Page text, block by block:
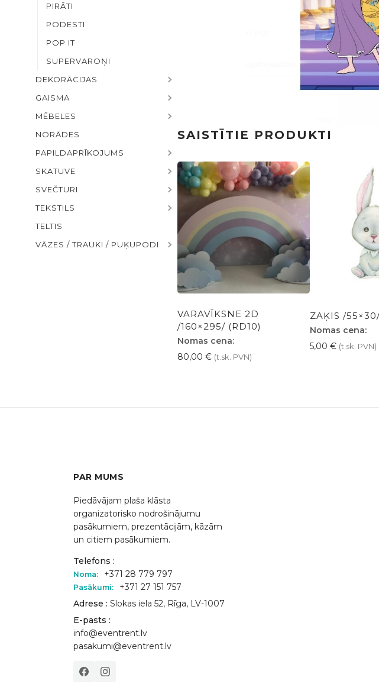
PIRĀTI
PODESTI
POP IT
SUPERVAROŅI
DEKORĀCIJAS
GAISMA
MĒBELES
NORĀDES
PAPILDAPRĪKOJUMS
SKATUVE
SVEČTURI
TEKSTILS
TELTIS
VĀZES / TRAUKI / PUĶUPODI
SAISTĪTIE PRODUKTI
VARAVĪKSNE 2D
/160×295/ (RD10)
Nomas cena:
80,00 € (t.sk. PVN)
ZAĶIS /
Nomas cena:
5,00 € (t.sk. PVN)
PAR MUMS
Piedāvājam plaša klāsta
organizatorisko nodrošinājumu
pasākumiem, prezentācijām, kāzām
un citiem pasākumiem.
Telefons :
Noma: +371 28 779 797
Pasākumi:
+371 27 151 757
Adrese : Slokas iela 52, Rīga, LV-1007
E-pasts :
info@eventrent.lv
pasakumi@eventrent.lv